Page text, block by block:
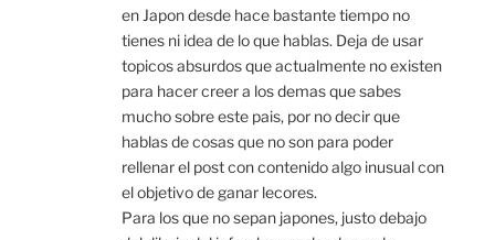
en Japon desde hace bastante tiempo no
tienes ni idea de lo que hablas. Deja de usar
topicos absurdos que actualmente no existen
para hacer creer a los demas que sabes
mucho sobre este pais, por no decir que
hablas de cosas que no son para poder
rellenar el post con contenido algo inusual con
el objetivo de ganar lecores.
Para los que no sepan japones, justo debajo